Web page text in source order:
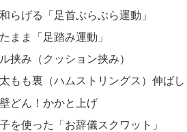
らげる「足首ぶらぶら運動」
まま「足踏み運動」
挟み（クッション挟み）
もも裏（ハムストリングス）伸ばし
どん！かかと上げ
を使った「お辞儀スクワット」